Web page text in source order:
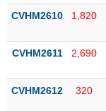
yết
sung
niêm
yết
CVHM2610 1,820
CVHM2611 2,690
CVHM2612 320
TRÁI